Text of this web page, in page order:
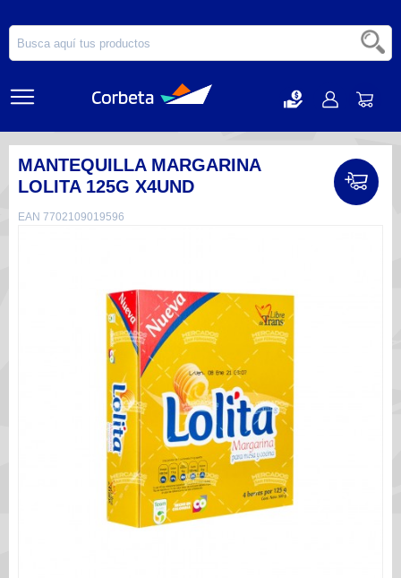
MANTEQUILLA MARGARINA
LOLITA 125G X4UND
EAN 7702109019596